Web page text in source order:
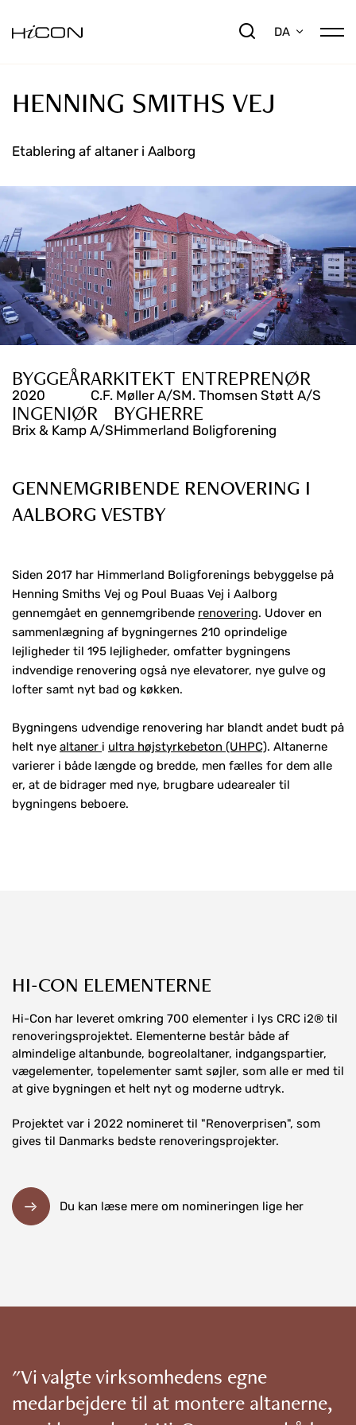
DA
HENNING SMITHS VEJ
Etablering af altaner i Aalborg
BYGGEÅR
2020
ARKITEKT
C.F. Møller A/S
ENTREPRENØR
M. Thomsen Støtt A/S
INGENIØR
Brix & Kamp A/S
BYGHERRE
Himmerland Boligforening
GENNEMGRIBENDE RENOVERING I
AALBORG VESTBY
Siden 2017 har Himmerland Boligforenings bebyggelse på
Henning Smiths Vej og Poul Buaas Vej i Aalborg
gennemgået en gennemgribende renovering. Udover en
sammenlægning af bygningernes 210 oprindelige
lejligheder til 195 lejligheder, omfatter bygningens
indvendige renovering også nye elevatorer, nye gulve og
lofter samt nyt bad og køkken.
Bygningens udvendige renovering har blandt andet budt på
helt nye altaner i ultra højstyrkebeton (UHPC). Altanerne
varierer i både længde og bredde, men fælles for dem alle
er, at de bidrager med nye, brugbare udearealer til
bygningens beboere.
HI-CON ELEMENTERNE
Hi-Con har leveret omkring 700 elementer i lys CRC i2® til
renoveringsprojektet. Elementerne består både af
almindelige altanbunde, bogreolaltaner, indgangspartier,
vægelementer, topelementer samt søjler, som alle er med til
at give bygningen et helt nyt og moderne udtryk.
Projektet var i 2022 nomineret til "Renoverprisen", som
gives til Danmarks bedste renoveringsprojekter.
Du kan læse mere om nomineringen lige her
"Vi valgte virksomhedens egne
medarbejdere til at montere altanerne,